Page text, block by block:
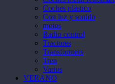
Coches plástico
Con luz y sonido
motos
Radio control
Tractores
Transformers
Tren
Varios
VERANO